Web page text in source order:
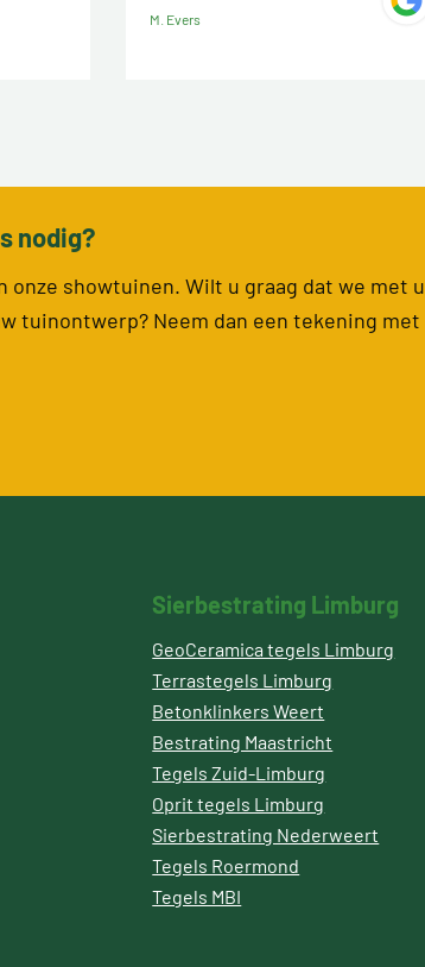
M. Evers
nodig?
onze showtuinen. Wilt u graag dat we met u
tuinontwerp? Neem dan een tekening met
Sierbestrating Limburg
GeoCeramica tegels Limburg
Terrastegels Limburg
Betonklinkers Weert
Bestrating Maastricht
Tegels Zuid-Limburg
Oprit tegels Limburg
Sierbestrating Nederweert
Tegels Roermond
Tegels MBI